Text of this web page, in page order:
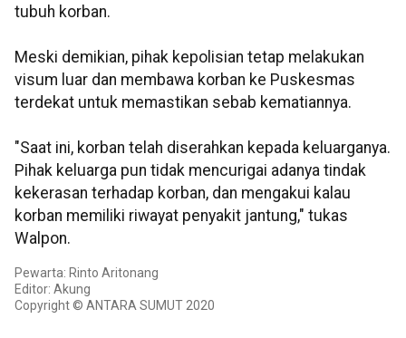
tubuh korban.
Meski demikian, pihak kepolisian tetap melakukan
visum luar dan membawa korban ke Puskesmas
terdekat untuk memastikan sebab kematiannya.
"Saat ini, korban telah diserahkan kepada keluarganya.
Pihak keluarga pun tidak mencurigai adanya tindak
kekerasan terhadap korban, dan mengakui kalau
korban memiliki riwayat penyakit jantung," tukas
Walpon.
Pewarta: Rinto Aritonang
Editor: Akung
Copyright © ANTARA SUMUT 2020